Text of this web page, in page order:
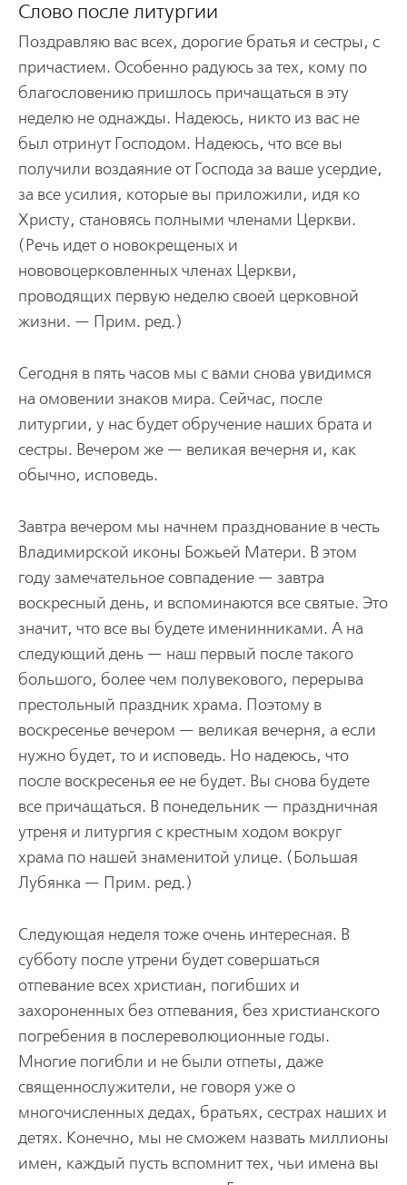
Слово после литургии
Поздравляю вас всех, дорогие братья и сестры, с
причастием. Особенно радуюсь за тех, кому по
благословению пришлось причащаться в эту
неделю не однажды. Надеюсь, никто из вас не
был отринут Господом. Надеюсь, что все вы
получили воздаяние от Господа за ваше усердие,
за все усилия, которые вы приложили, идя ко
Христу, становясь полными членами Церкви.
(Речь идет о новокрещеных и
нововоцерковленных членах Церкви,
проводящих первую неделю своей церковной
жизни. — Прим. ред.)
Сегодня в пять часов мы с вами снова увидимся
на омовении знаков мира. Сейчас, после
литургии, у нас будет обручение наших брата и
сестры. Вечером же — великая вечерня и, как
обычно, исповедь.
Завтра вечером мы начнем празднование в честь
Владимирской иконы Божьей Матери. В этом
году замечательное совпадение — завтра
воскресный день, и вспоминаются все святые. Это
значит, что все вы будете именинниками. А на
следующий день — наш первый после такого
большого, более чем полувекового, перерыва
престольный праздник храма. Поэтому в
воскресенье вечером — великая вечерня, а если
нужно будет, то и исповедь. Но надеюсь, что
после воскресенья ее не будет. Вы снова будете
все причащаться. В понедельник — праздничная
утреня и литургия с крестным ходом вокруг
храма по нашей знаменитой улице. (Большая
Лубянка — Прим. ред.)
Следующая неделя тоже очень интересная. В
субботу после утрени будет совершаться
отпевание всех христиан, погибших и
захороненных без отпевания, без христианского
погребения в послереволюционные годы.
Многие погибли и не были отпеты, даже
священнослужители, не говоря уже о
многочисленных дедах, братьях, сестрах наших и
детях. Конечно, мы не сможем назвать миллионы
имен, каждый пусть вспомнит тех, чьи имена вы